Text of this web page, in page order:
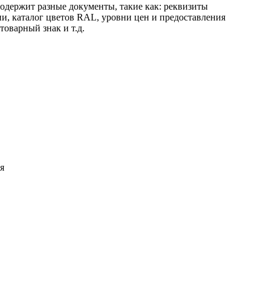
разные документы, такие как: реквизиты
каталог цветов RAL, уровни цен и предоставления
знак и т.д.